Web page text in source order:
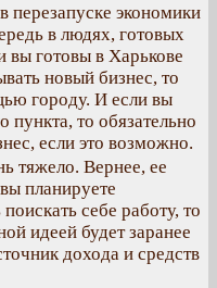
перезапуске экономики
в людях, готовых
вы готовы в Харькове
новый бизнес, то
городу. И если вы
пункта, то обязательно
если это возможно.
тяжело. Вернее, ее
планируете
себе работу, то
идеей будет заранее
дохода и средств